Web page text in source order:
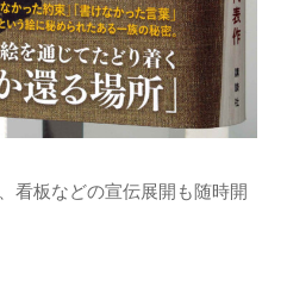
看板などの宣伝展開も随時開